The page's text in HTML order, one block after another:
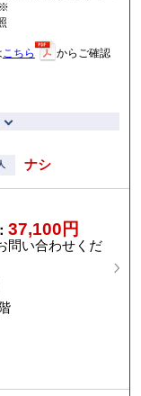
※
こちら
からご確認
ナシ
37,100円
問い合わせくだ